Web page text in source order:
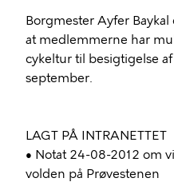
Borgmester Ayfer
at medlemmerne har
cykeltur til besigtigelse
september.
LAGT PÅ INTRANETTET
• Notat 24-08-2012 om
volden på Prøvestenen